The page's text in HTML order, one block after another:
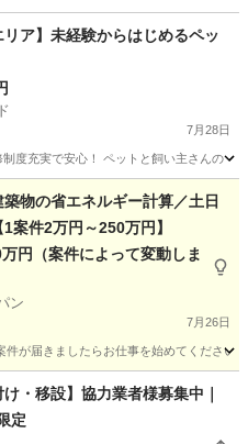
ッフ
リア】未経験からはじめるペッ
7月28日
度充実で安心！ ペットと飼い主さんの
築物の省エネルギー計算／土日
案件2万円～250万円】
円（案件によって変動しま
ン
7月26日
件が届きましたらお仕事を始めてくださ
け・移設】協力業者様募集中｜
定